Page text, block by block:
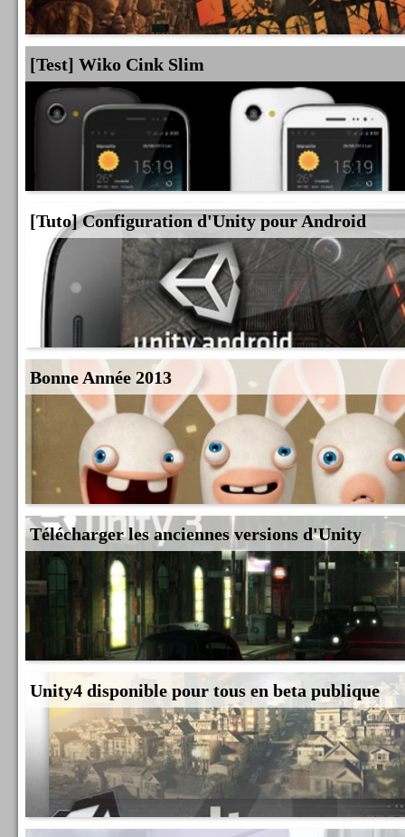
[Test] Wiko Cink Slim
[Tuto] Configuration d'Unity pour Android
Bonne Année 2013
Télécharger les anciennes versions d'Unity
Unity4 disponible pour tous en beta publique